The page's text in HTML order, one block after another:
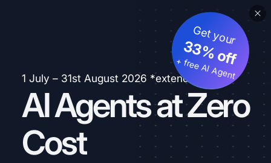
1 July – 31st August 2026 *extended
AI Agents at Zero
Cost
Get your
33% off
+ free AI Agent